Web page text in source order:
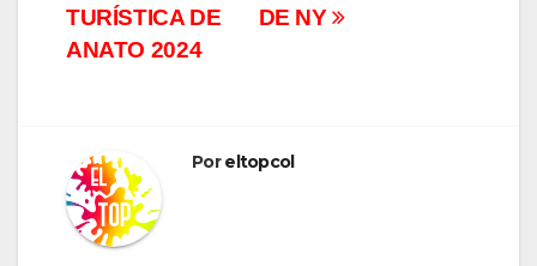
DE NY
TURÍSTICA DE
ANATO 2024
Poreltopcol